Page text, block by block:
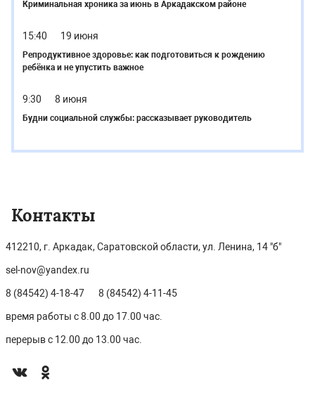
Криминальная хроника за июнь в Аркадакском районе
15:40 19 июня
Репродуктивное здоровье: как подготовиться к рождению
ребёнка и не упустить важное
9:30 8 июня
Будни социальной службы: рассказывает руководитель
Контакты
412210, г. Аркадак, Саратовской области, ул. Ленина, 14 "б"
sel-nov@yandex.ru
8 (84542) 4-18-47 8 (84542) 4-11-45
время работы с 8.00 до 17.00 час.
перерыв с 12.00 до 13.00 час.